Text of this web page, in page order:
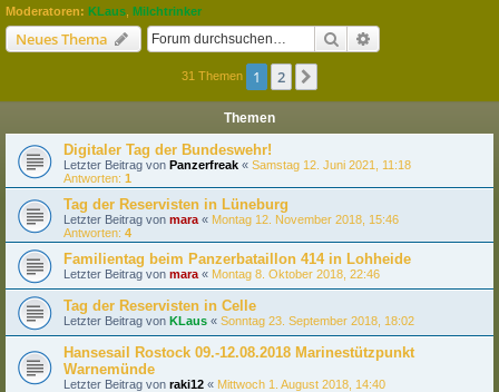
Moderatoren: KLaus Milchtrinker
Neues Thema Suche
31 Themen 1 2
Themen
Digitaler Tag der Bundeswehr!
Letzter Beitrag von Panzerfreak « Samstag 12. Juni 2021, 11:18
Antworten: 1
Tag der Reservisten in Lüneburg
Letzter Beitrag von mara « Montag 12. November 2018, 15:46
Antworten: 4
Familientag beim Panzerbataillon 414 in Lohheide
Letzter Beitrag von mara « Montag 8. Oktober 2018, 22:46
Tag der Reservisten in Celle
Letzter Beitrag von KLaus « Sonntag 23. September 2018, 18:02
Hansesail Rostock 09.-12.08.2018 Marinestützpunkt
Warnemünde
Letzter Beitrag von raki12 « Mittwoch 1. August 2018, 14:40